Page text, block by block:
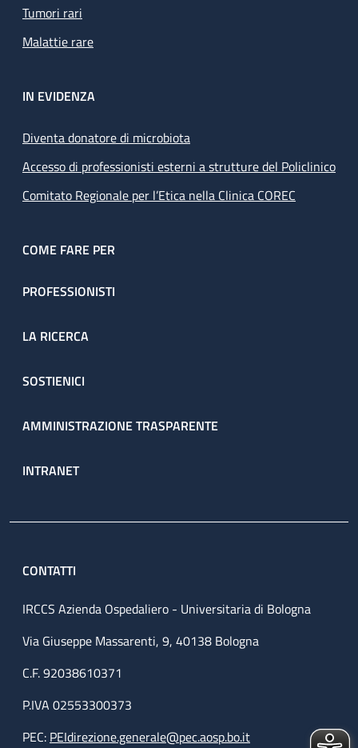
Tumori rari
Malattie rare
IN EVIDENZA
Diventa donatore di microbiota
Accesso di professionisti esterni a strutture del Policlinico
Comitato Regionale per l’Etica nella Clinica COREC
COME FARE PER
PROFESSIONISTI
LA RICERCA
SOSTIENICI
AMMINISTRAZIONE TRASPARENTE
INTRANET
CONTATTI
IRCCS Azienda Ospedaliero - Universitaria di Bologna
Via Giuseppe Massarenti, 9, 40138 Bologna
C.F. 92038610371
P.IVA 02553300373
PEC: PEIdirezione.generale@pec.aosp.bo.it